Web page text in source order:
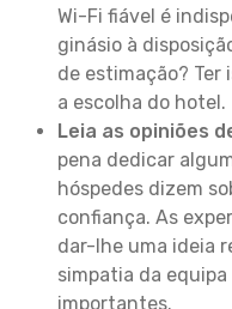
Wi-Fi fiável é
ginásio à
de estimação?
a escolha do hotel.
Leia as opiniões
pena dedicar
hóspedes dizem
confiança. As
dar-lhe uma ideia
simpatia da
importantes.